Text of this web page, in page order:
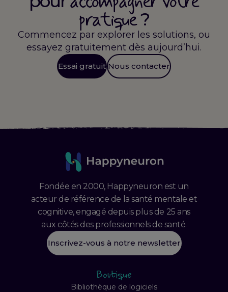
pratique?
Commencez par explorer les solutions, ou
essayez gratuitement dès aujourd’hui.
Essai gratuit Nous contacter
Fondée en 2000, Happyneuron est un
acteur de référence de la santé mentale et
cognitive, engagé depuis plus de 25 ans
aux côtés des professionnels de santé.
Inscrivez-vous à notre newsletter
Boutique
Bibliothèque de logiciels